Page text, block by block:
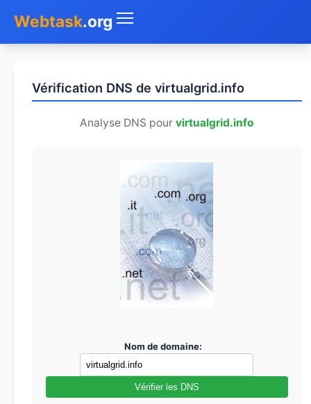
Webtask.org
Whois
Vérification DNS de virtualgrid.info
Analyse DNS pour virtualgrid.info
Nom de domaine:
Vérifier les DNS